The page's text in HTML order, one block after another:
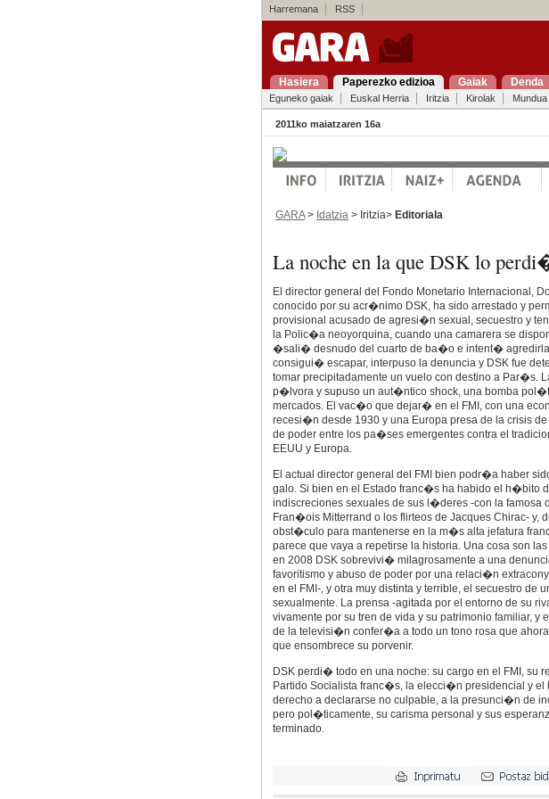
Harremana RSS
Hasiera Paperezko edizioa Gaiak Denda
Eguneko gaiak Euskal Herria Iritzia Kirolak Mundua
2011ko maiatzaren 16a
GARA> Idatzia > Iritzia> Editoriala
La noche en la que DSK lo
El director general del Fondo Monetario Internacional,
conocido por su acr�nimo DSK, ha sido arrestado y
provisional acusado de agresi�n sexual, secuestro y
la Polic�a neoyorquina, cuando una camarera se
�sali� desnudo del cuarto de ba�o e intent�
consigui� escapar, interpuso la denuncia y DSK fue
tomar precipitadamente un vuelo con destino a Par�s.
p�lvora y supuso un aut�ntico shock, una bomba
mercados. El vac�o que dejar� en el FMI, con una
recesi�n desde 1930 y una Europa presa de la crisis
de poder entre los pa�ses emergentes contra el
EEUU y Europa.
El actual director general del FMI bien podr�a haber
galo. Si bien en el Estado franc�s ha habido el h�bito
indiscreciones sexuales de sus l�deres -con la famosa
Fran�ois Mitterrand o los flirteos de Jacques Chirac- y,
obst�culo para mantenerse en la m�s alta jefatura
parece que vaya a repetirse la historia. Una cosa son
en 2008 DSK sobrevivi� milagrosamente a una
favoritismo y abuso de poder por una relaci�n
en el FMI-, y otra muy distinta y terrible, el secuestro de
sexualmente. La prensa -agitada por el entorno de su
vivamente por su tren de vida y su patrimonio familiar, y
de la televisi�n confer�a a todo un tono rosa que
que ensombrece su porvenir.
DSK perdi� todo en una noche: su cargo en el FMI, su
Partido Socialista franc�s, la elecci�n presidencial y el
derecho a declararse no culpable, a la presunci�n de
pero pol�ticamente, su carisma personal y sus
terminado.